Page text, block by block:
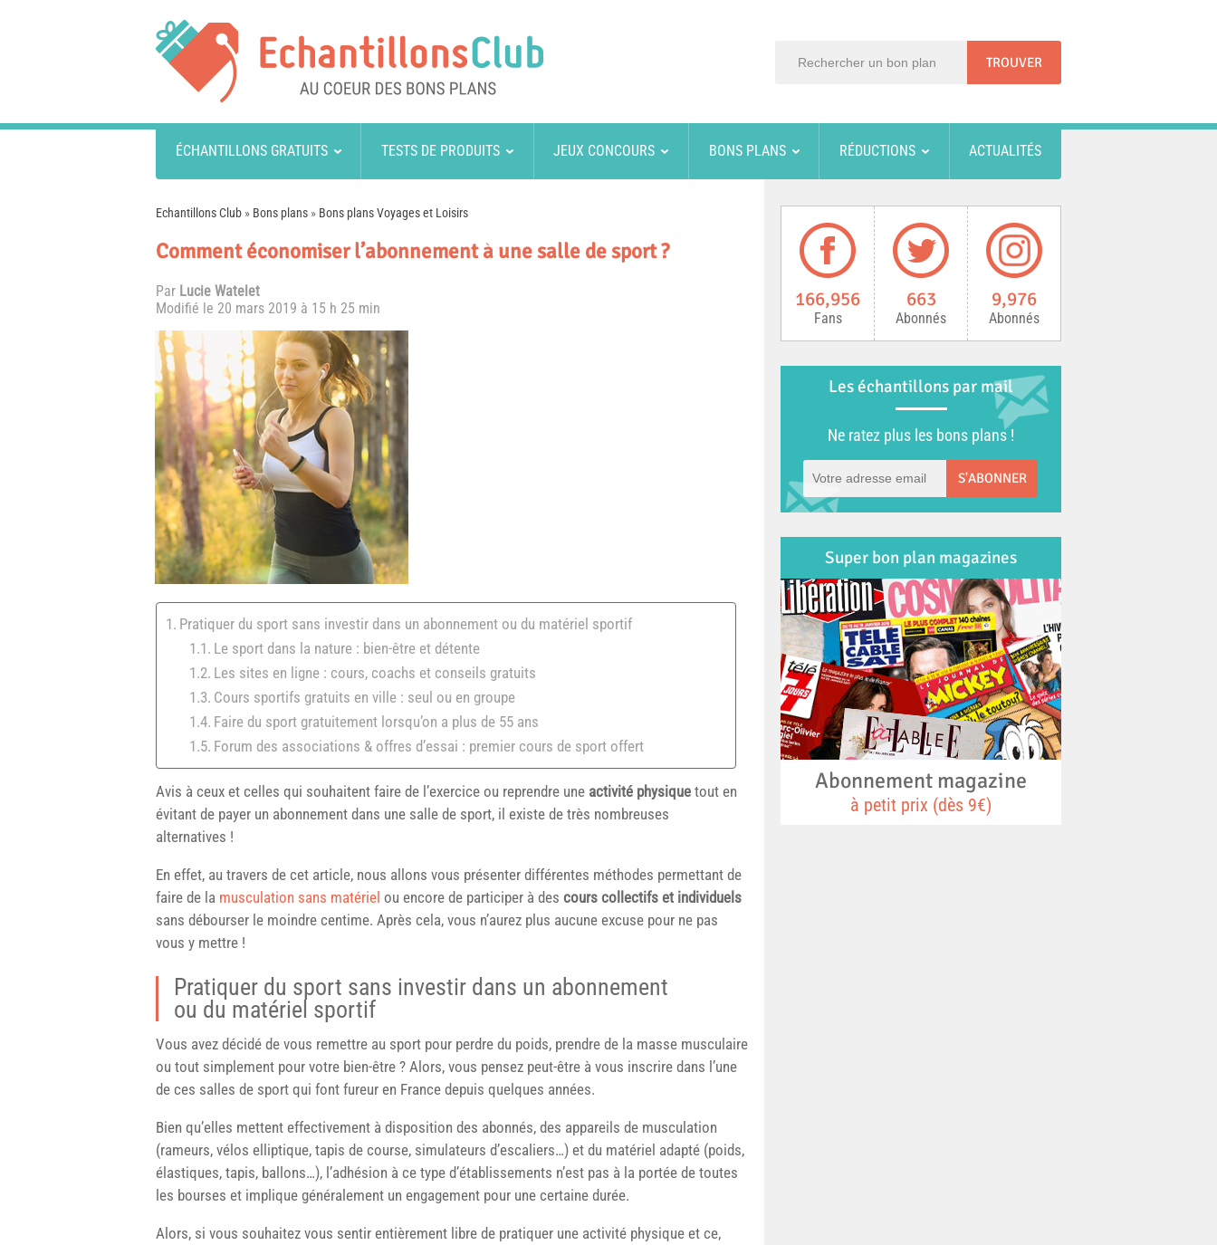
ÉCHANTILLONS GRATUITS TESTS DE PRODUITS JEUX CONCOURS BONS PLANS RÉDUCTIONS ACTUALITÉS
Echantillons Club » Bons plans » Bons plans Voyages et Loisirs
Comment économiser l’abonnement à une salle de sport ?
Par Lucie Watelet
Modifié le 20 mars 2019 à 15 h 25 min
Pratiquer du sport sans investir dans un abonnement ou du matériel sportif
Le sport dans la nature : bien-être et détente
Les sites en ligne : cours, coachs et conseils gratuits
Cours sportifs gratuits en ville : seul ou en groupe
Faire du sport gratuitement lorsqu’on a plus de 55 ans
Forum des associations & offres d’essai : premier cours de sport offert
Avis à ceux et celles qui souhaitent faire de l’exercice ou reprendre une activité physique tout en
évitant de payer un abonnement dans une salle de sport, il existe de très nombreuses
alternatives !
En effet, au travers de cet article, nous allons vous présenter différentes méthodes permettant de
faire de la musculation sans matériel ou encore de participer à des cours collectifs et individuels
sans débourser le moindre centime. Après cela, vous n’aurez plus aucune excuse pour ne pas
vous y mettre !
Pratiquer du sport sans investir dans un abonnement
ou du matériel sportif
Vous avez décidé de vous remettre au sport pour perdre du poids, prendre de la masse musculaire
ou tout simplement pour votre bien-être ? Alors, vous pensez peut-être à vous inscrire dans l’une
de ces salles de sport qui font fureur en France depuis quelques années.
Bien qu’elles mettent effectivement à disposition des abonnés, des appareils de musculation
(rameurs, vélos elliptique, tapis de course, simulateurs d’escaliers…) et du matériel adapté (poids,
élastiques, tapis, ballons…), l’adhésion à ce type d’établissements n’est pas à la portée de toutes
les bourses et implique généralement un engagement pour une certaine durée.
Alors, si vous souhaitez vous sentir entièrement libre de pratiquer une activité physique et ce,
166,956
Fans
663
Abonnés
9,976
Abonnés
Les échantillons par mail
Ne ratez plus les bons plans !
S'ABONNER
Super bon plan magazines
Abonnement magazine
à petit prix (dès 9€)